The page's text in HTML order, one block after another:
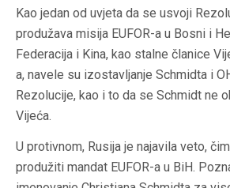
Kao jedan od uvjeta da se usvoji
produžava misija EUFOR-a u Bosni i
Federacija i Kina, kao stalne članice
a, navele su izostavljanje Schmidta i
Rezolucije, kao i to da se Schmidt ne
Vijeća.
U protivnom, Rusija je najavila veto,
produžiti mandat EUFOR-a u BiH.